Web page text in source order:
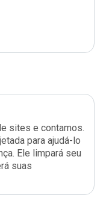
sites e contamos.
para ajudá-lo
Ele limpará seu
suas